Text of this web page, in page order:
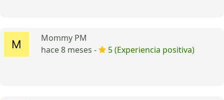
Mommy PM
hace 8 meses -
5 (Experiencia positiva)